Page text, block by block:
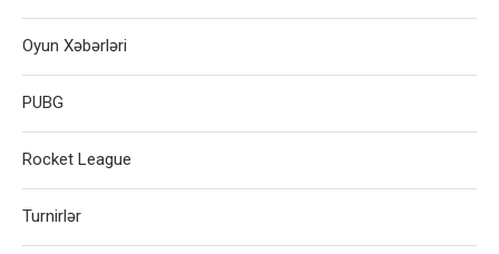
Oyun Xəbərləri
PUBG
Rocket League
Turnirlər